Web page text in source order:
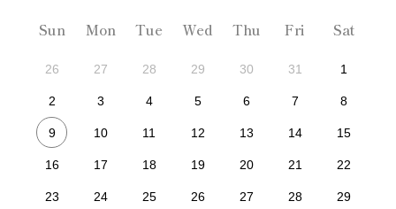
Sun Mon Tue Wed Thu Fri Sat
26 27 28 29 30 31 1
2 3 4 5 6 7 8
9 10 11 12 13 14 15
16 17 18 19 20 21 22
23 24 25 26 27 28 29